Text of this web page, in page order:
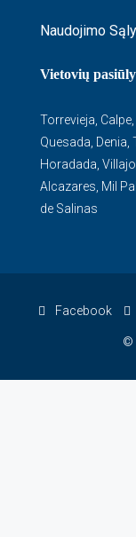
Naudojimo
Vietovių
Torrevieja, Calpe,
Quesada, Denia,
Horadada,
Alcazares, Mil
de Salinas
Facebook
©